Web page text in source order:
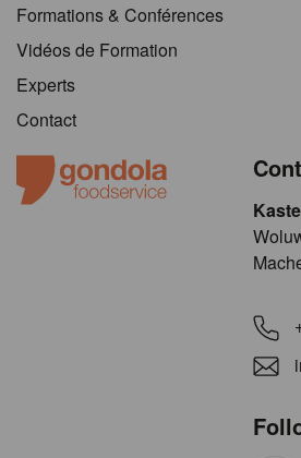
Formations & Conférences
Vidéos de Formation
Experts
Contact